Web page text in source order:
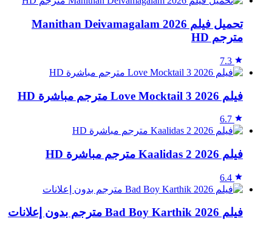
تحميل فيلم Manithan Deivamagalam 2026
مترجم HD
7.3
فيلم Love Mocktail 3 2026 مترجم مباشرة HD
6.7
فيلم Kaalidas 2 2026 مترجم مباشرة HD
6.4
فيلم Bad Boy Karthik 2026 مترجم بدون إعلانات